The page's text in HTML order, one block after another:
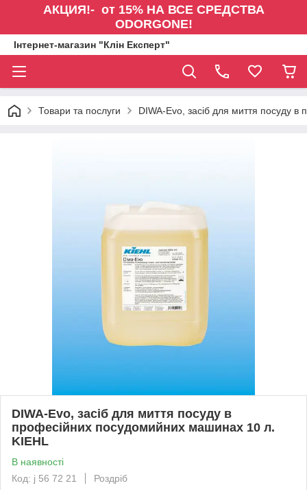
АКЦИЯ!- от 15% НА ВСЕ СРЕДСТВА
ODORGONE!
Інтернет-магазин "Клін Експерт"
Товари та послуги DIWA-Evo, засіб для миття посуду
DIWA-Evo, засіб для миття посуду в
професійних посудомийних машинах 10 л.
KIEHL
В наявності
Код: j 56 72 21
Роздріб